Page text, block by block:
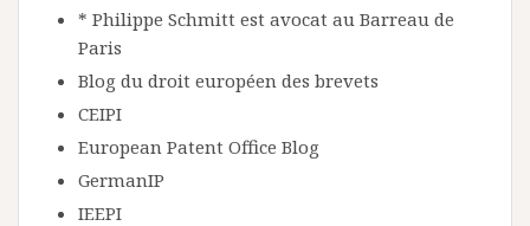
* Philippe Schmitt est avocat au Barreau de
Paris
Blog du droit européen des brevets
CEIPI
European Patent Office Blog
GermanIP
IEEPI